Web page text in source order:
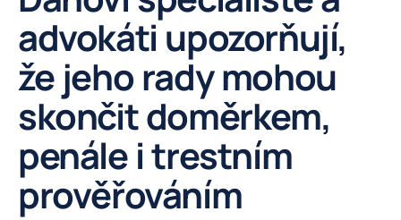
advokáti upozorňují,
že jeho rady mohou
skončit doměrkem,
penále i trestním
prověřováním